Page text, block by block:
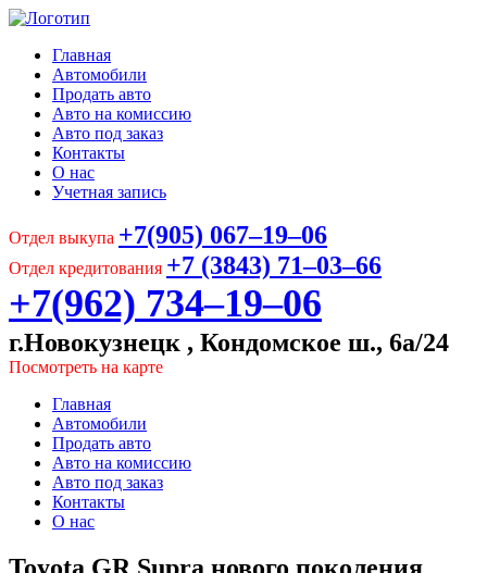
Главная
Автомобили
Продать авто
Авто на комиссию
Авто под заказ
Контакты
О нас
Учетная запись
Отдел выкупа +7(905) 067‒19‒06
Отдел кредитования +7 (3843) 71‒03‒66
+7(962) 734‒19‒06
г.Новокузнецк , Кондомское ш., 6а/24
Посмотреть на карте
Главная
Автомобили
Продать авто
Авто на комиссию
Авто под заказ
Контакты
О нас